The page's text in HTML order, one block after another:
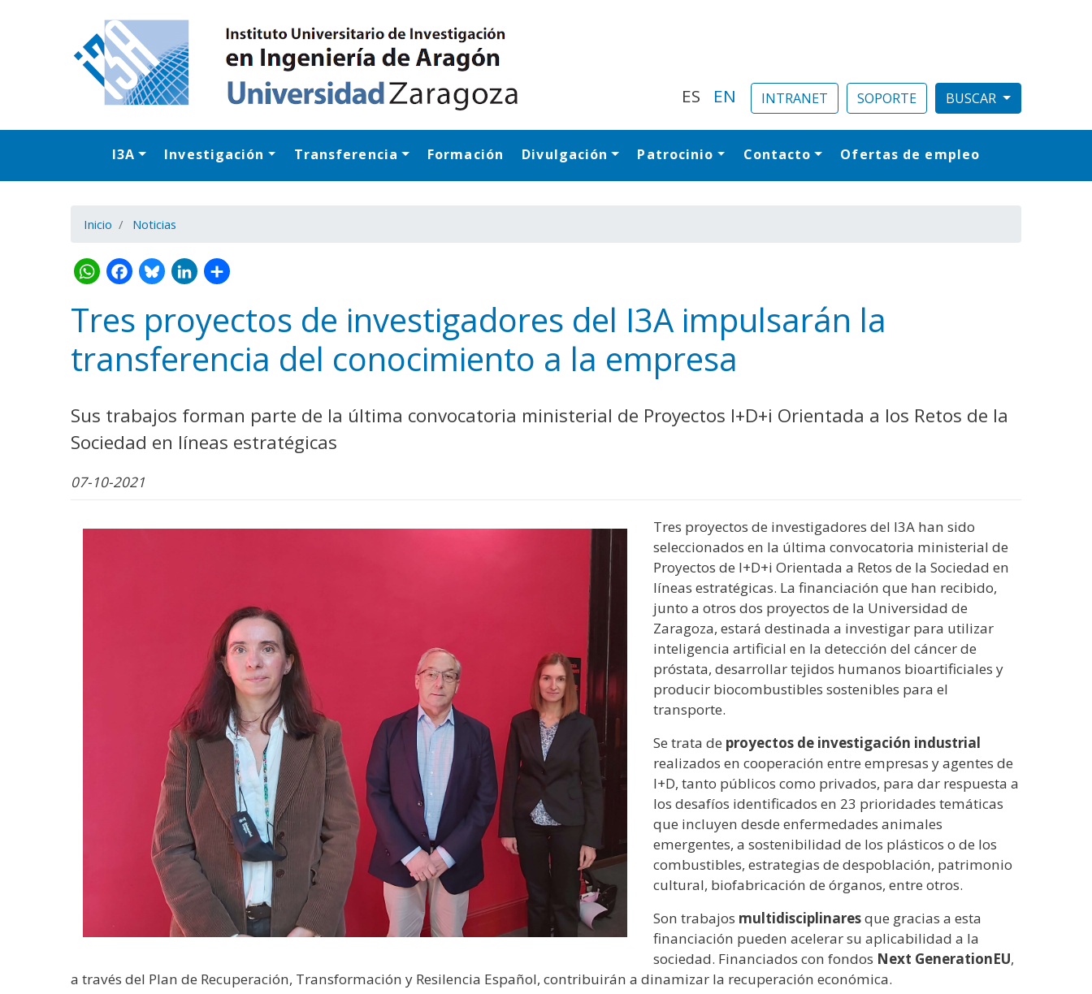
ES EN INTRANET SOPORTE
Navegación principal
I3A Investigación Transferencia Formación Divulgación Patrocinio Contacto Ofertas de empleo
Inicio Noticias
WhatsApp
Facebook
Bluesky
LinkedIn
Share
Tres proyectos de investigadores del I3A impulsarán la
transferencia del conocimiento a la empresa
Sus trabajos forman parte de la última convocatoria ministerial de Proyectos I+D+i Orientada a los Retos de la
Sociedad en líneas estratégicas
07-10-2021
Tres proyectos de investigadores del I3A han sido
seleccionados en la última convocatoria ministerial de
Proyectos de I+D+i Orientada a Retos de la Sociedad en
líneas estratégicas. La financiación que han recibido,
junto a otros dos proyectos de la Universidad de
Zaragoza, estará destinada a investigar para utilizar
inteligencia artificial en la detección del cáncer de
próstata, desarrollar tejidos humanos bioartificiales y
producir biocombustibles sostenibles para el
transporte.
Se trata de proyectos de investigación industrial
realizados en cooperación entre empresas y agentes de
I+D, tanto públicos como privados, para dar respuesta a
los desafíos identificados en 23 prioridades temáticas
que incluyen desde enfermedades animales
emergentes, a sostenibilidad de los plásticos o de los
combustibles, estrategias de despoblación, patrimonio
cultural, biofabricación de órganos, entre otros.
Son trabajos multidisciplinaresque gracias a esta
financiación pueden acelerar su aplicabilidad a la
sociedad. Financiados con fondos Next GenerationEU,
a través del Plan de Recuperación, Transformación y Resilencia Español, contribuirán a dinamizar la recuperación económica.